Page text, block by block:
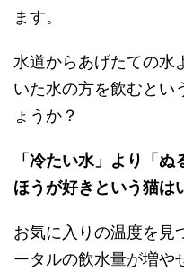
ます。
水道からあげたての水
いた水の方を飲むとい
ょうか？
「冷たい水」より「
ほうが好きという猫は
お気に入りの温度を見
ータルの飲水量が増や